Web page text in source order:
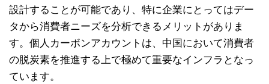
設計することが可能であり、特に企業にとってはデー
タから消費者ニーズを分析できるメリットがありま
す。個人カーボンアカウントは、中国において消費者
の脱炭素を推進する上で極めて重要なインフラとなっ
ています。